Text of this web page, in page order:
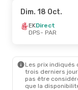
Dim. 18 Oct.
EKDirect
DPS- PAR
Les prix indiqués
trois derniers
pas être
que la